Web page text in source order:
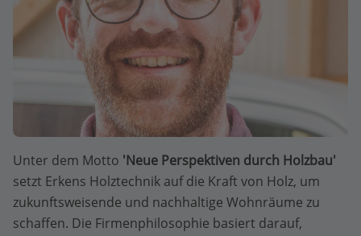
Unter dem Motto 'Neue Perspektiven durch Holzbau'
setzt Erkens Holztechnik auf die Kraft von Holz, um
zukunftsweisende und nachhaltige Wohnräume zu
schaffen. Die Firmenphilosophie basiert darauf,